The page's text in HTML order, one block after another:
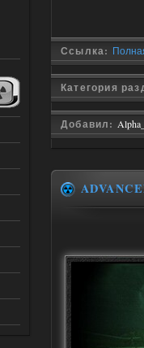
Ссылка:
Категория
Добавил: